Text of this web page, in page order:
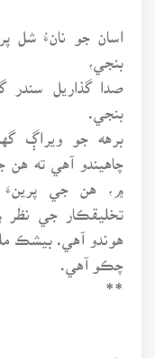
اسان جو نانءُ شل
صدا گذاريل
برهه جو ويراڳ
چاهيندو آهي ته
۾، هن جي پرينءَ
تخليقڪار جي نظر
هوندو آهي. بيشڪ
چڪو آهي.
**